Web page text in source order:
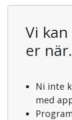
Vi
er
Ni inte
med